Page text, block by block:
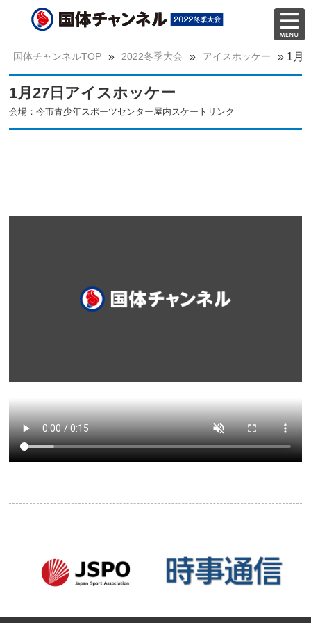
国体チャンネルTOP » 2022冬季大会 » アイスホッケー » 1月
1月27日アイスホッケー
会場：今市青少年スポーツセンター屋内スケートリンク